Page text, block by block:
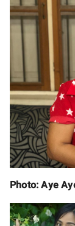
Photo: Aye